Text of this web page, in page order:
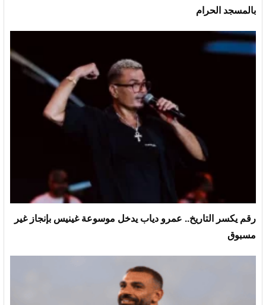
بالمسجد الحرام
رقم يكسر التاريخ.. عمرو دياب يدخل موسوعة غينيس بإنجاز غير
مسبوق